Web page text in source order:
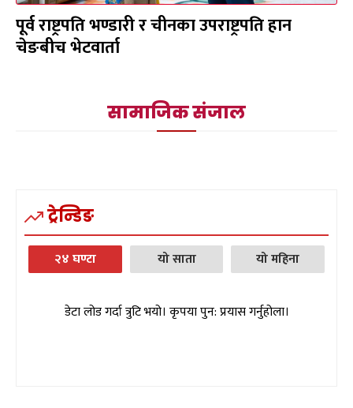
पूर्व राष्ट्रपति भण्डारी र चीनका उपराष्ट्रपति हान
चेङबीच भेटवार्ता
सामाजिक संजाल
ट्रेन्डिङ
२४ घण्टा यो साता यो महिना
डेटा लोड गर्दा त्रुटि भयो। कृपया पुन: प्रयास गर्नुहोला।